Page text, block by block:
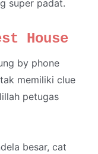
super padat.
House
by phone
memiliki clue
petugas
besar, cat